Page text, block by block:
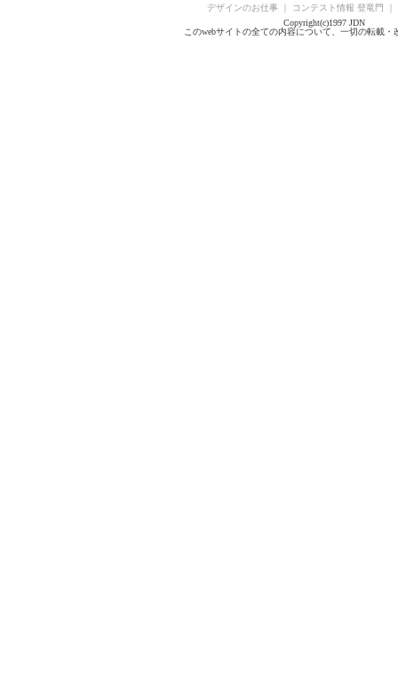
デザインのお仕事｜ コンテスト情報 登竜門
Copyright(c)1997 JDN
このwebサイトの全ての内容について、一切の転載・